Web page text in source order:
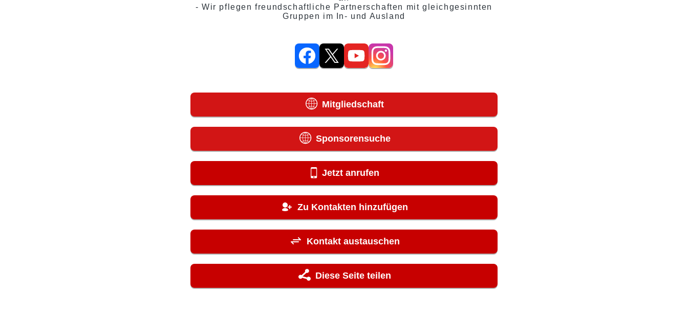
- Wir pflegen freundschaftliche Partnerschaften mit gleichgesinnten
Gruppen im In- und Ausland
Mitgliedschaft
Sponsorensuche
Jetzt anrufen
Zu Kontakten hinzufügen
Kontakt austauschen
Diese Seite teilen